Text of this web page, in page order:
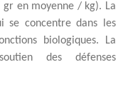
en moyenne / kg). La
se concentre dans les
biologiques. La
des défenses